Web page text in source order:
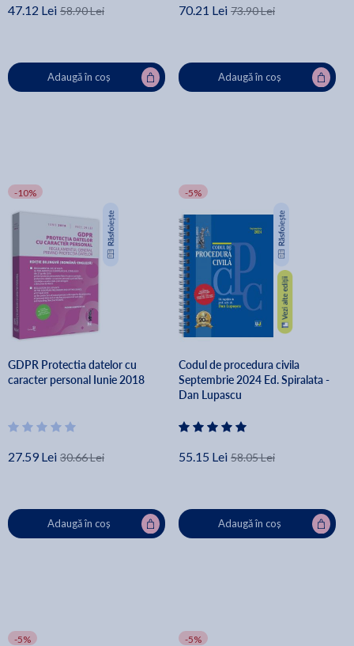
47.12 Lei 58.90 Lei
Adaugă în coș
70.21 Lei 73.90 Lei
Adaugă în coș
-10%
GDPR Protectia datelor cu
caracter personal Iunie 2018
27.59 Lei 30.66 Lei
Adaugă în coș
-5%
Codul de procedura civila
Septembrie 2024 Ed. Spiralata -
Dan Lupascu
55.15 Lei 58.05 Lei
Adaugă în coș
-5% -5%